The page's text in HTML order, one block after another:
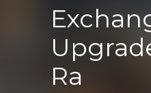
Ra